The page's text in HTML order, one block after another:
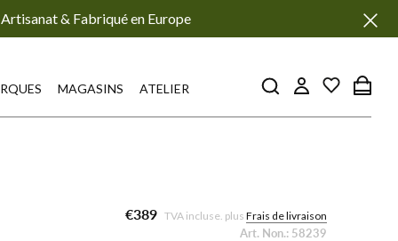
& Fabriqué en Europe
MAGASINS ATELIER
€389 TVA incluse. plus Frais de livraison
Art. Non.: 58239